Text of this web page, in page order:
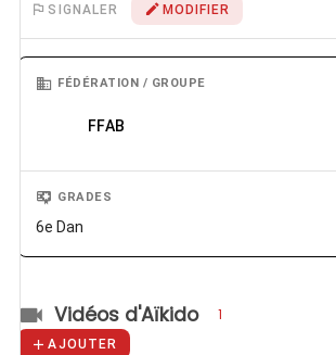
SIGNALER MODIFIER
FÉDÉRATION / GROUPE
FFAB
GRADES
6e Dan
Vidéos d'Aïkido 1
AJOUTER